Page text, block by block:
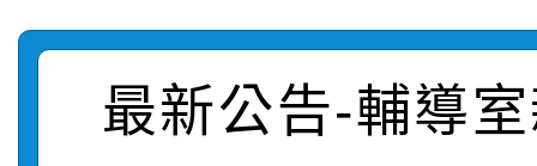
賽實施要點
比賽實施要點」
轉知：「115年金融知
動辦法」
轉知臺中市政府政風處
最新公告-輔導